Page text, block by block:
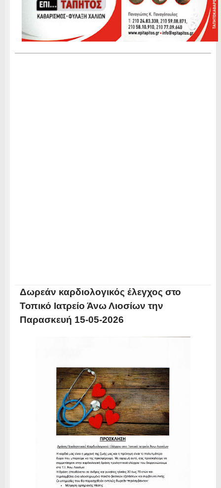
Δωρεάν καρδιολογικός έλεγχος στο
Τοπικό Ιατρείο Άνω Λιοσίων την
Παρασκευή 15-05-2026